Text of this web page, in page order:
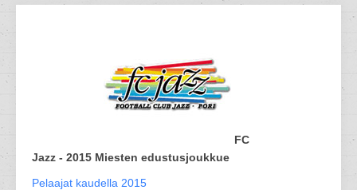
FC
Jazz - 2015 Miesten edustusjoukkue
Pelaajat kaudella 2015